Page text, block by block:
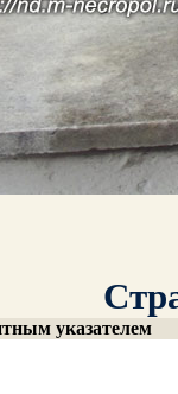
указателем